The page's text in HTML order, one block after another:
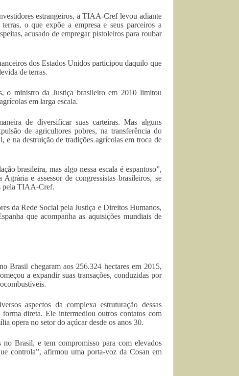
estrangeiros, a TIAA-Cref levou adiante
o que expõe a empresa e seus parceiros a
acusado de empregar pistoleiros para roubar
dos Estados Unidos participou daquilo que
de terras.
o ministro da Justiça brasileiro em 2010 limitou
em larga escala.
de diversificar suas carteiras. Mas alguns
de agricultores pobres, na transferência do
e na destruição de tradições agrícolas em troca de
brasileira, mas algo nessa escala é espantoso”,
e assessor de congressistas brasileiros, se
pela TIAA-Cref.
da Rede Social pela Justiça e Direitos Humanos,
que acompanha as aquisições mundiais de
Brasil chegaram aos 256.324 hectares em 2015,
a expandir suas transações, conduzidas por
aspectos da complexa estruturação dessas
forma direta. Ele intermediou outros contatos com
opera no setor do açúcar desde os anos 30.
Brasil, e tem compromisso para com elevados
controla”, afirmou uma porta-voz da Cosan em